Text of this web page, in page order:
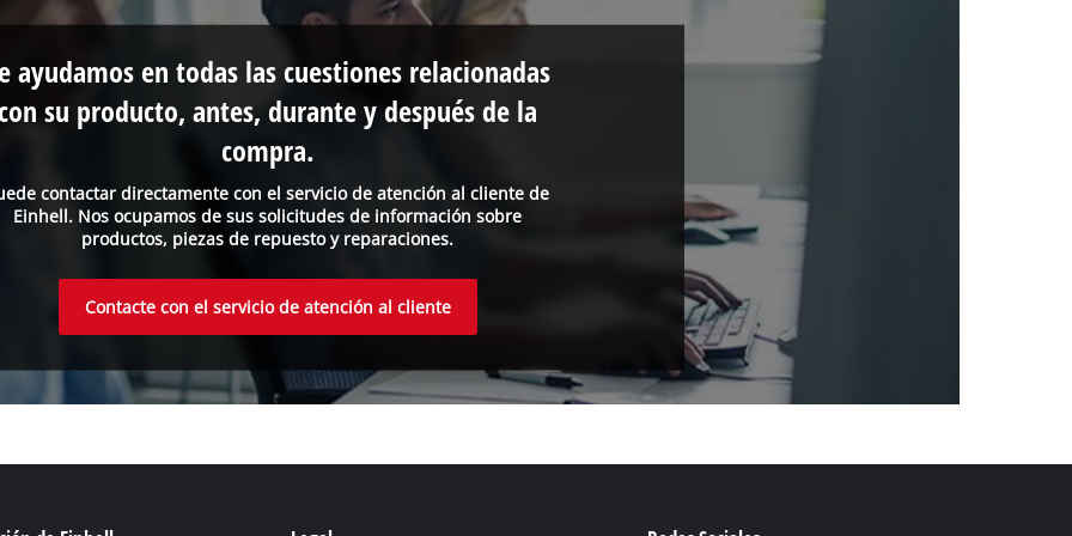
contactar directamente con el servicio de atención al cliente de
Einhell. Nos ocupamos de sus solicitudes de información sobre
productos, piezas de repuesto y reparaciones.
ayudamos en todas las cuestiones relacionadas
su producto, antes, durante y después de la
compra.
Contacte con el servicio de atención al cliente